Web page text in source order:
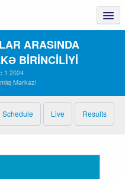
ARASINDA
BİRİNCİLİYİ
1 2024
Mərkəzi
Schedule Live Results